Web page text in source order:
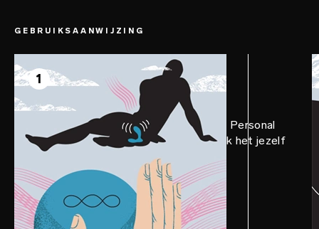
GEBRUIKSAANWIJZING
1 Voorbereiden
Breng een royale hoeveelheid LELO Personal
Moisturizer aan op HUGO™ en maak het jezelf